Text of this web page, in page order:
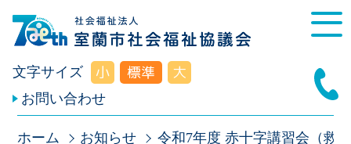
文字サイズ 小 標準 大
お問い合わせ
ホーム お知らせ 令和7年度 赤十字講習会（救